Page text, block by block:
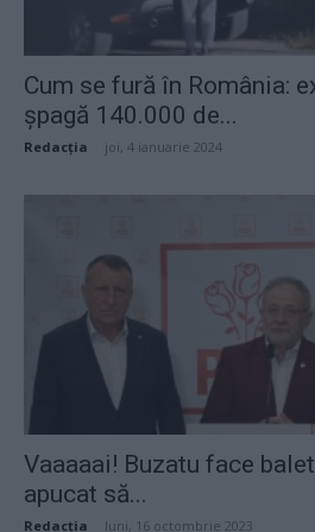
Cum se fură în România:
șpagă 140.000 de...
Redacţia joi, 4 ianuarie 2024
Vaaaaai! Buzatu face
apucat să...
Redacţia luni, 16 octombrie 2023